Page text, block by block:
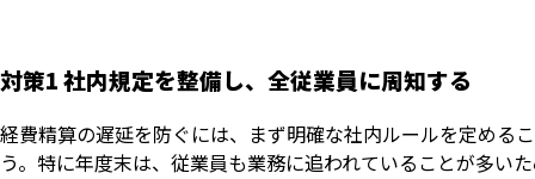
対策1 社内規定を整備し、全従業員に周知する
経費精算の遅延を防ぐには、まず明確な社内ルールを定める
う。特に年度末は、従業員も業務に追われていることが多い